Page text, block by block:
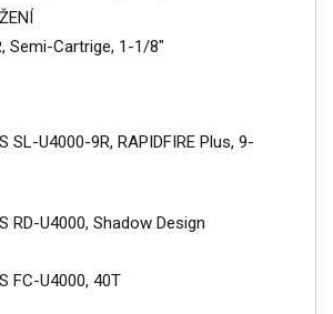
Semi-Cartrige, 1-1/8"
SL-U4000-9R, RAPIDFIRE Plus, 9-
RD-U4000, Shadow Design
FC-U4000, 40T